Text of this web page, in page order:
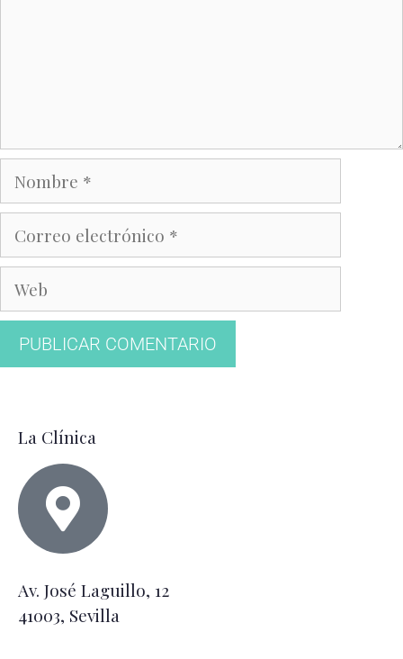
La Clínica
Av. José Laguillo, 12
41003, Sevilla